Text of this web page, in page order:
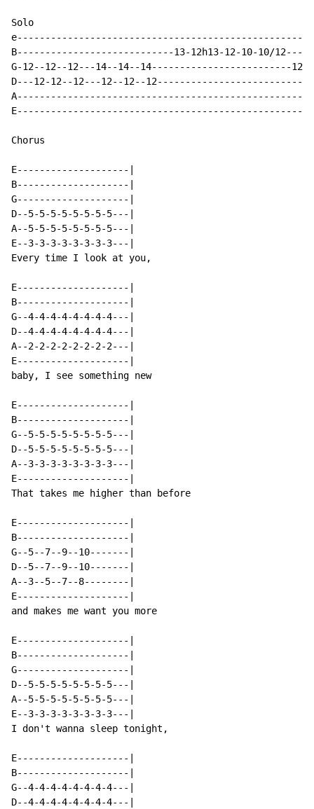
Solo
B----------------------------13-12h13-12-10-10/
G-12--12--12---14--14--14-------------------------
D---12-12--12---12--12--
Chorus
E--------------------|
B--------------------|
G--------------------|
D--5-5-5-5-5-5-5-5---|
A--5-5-5-5-5-5-5-5---|
E--3-3-3-3-3-3-3-3---|
Every time I look at you,
E--------------------|
B--------------------|
G--4-4-4-4-4-4-4-4---|
D--4-4-4-4-4-4-4-4---|
A--2-2-2-2-2-2-2-2---|
E--------------------|
baby, I see something new
E--------------------|
B--------------------|
G--5-5-5-5-5-5-5-5---|
D--5-5-5-5-5-5-5-5---|
A--3-3-3-3-3-3-3-3---|
E--------------------|
That takes me higher than before
E--------------------|
B--------------------|
G--5--7--9--10-------|
D--5--7--9--10-------|
A--3--5--7--8--------|
E--------------------|
and makes me want you more
E--------------------|
B--------------------|
G--------------------|
D--5-5-5-5-5-5-5-5---|
A--5-5-5-5-5-5-5-5---|
E--3-3-3-3-3-3-3-3---|
I don't wanna sleep tonight,
E--------------------|
B--------------------|
G--4-4-4-4-4-4-4-4---|
D--4-4-4-4-4-4-4-4---|